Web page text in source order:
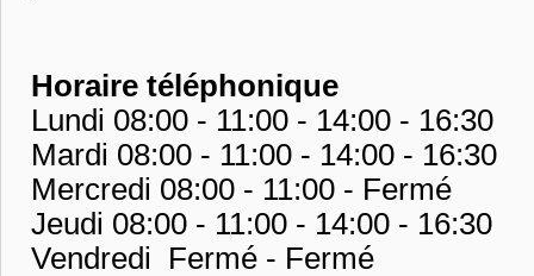
Horaire téléphonique
Lundi 08:00 - 11:00 - 14:00 - 16:30
Mardi 08:00 - 11:00 - 14:00 - 16:30
Mercredi 08:00 - 11:00 - Fermé
Jeudi 08:00 - 11:00 - 14:00 - 16:30
Vendredi Fermé - Fermé